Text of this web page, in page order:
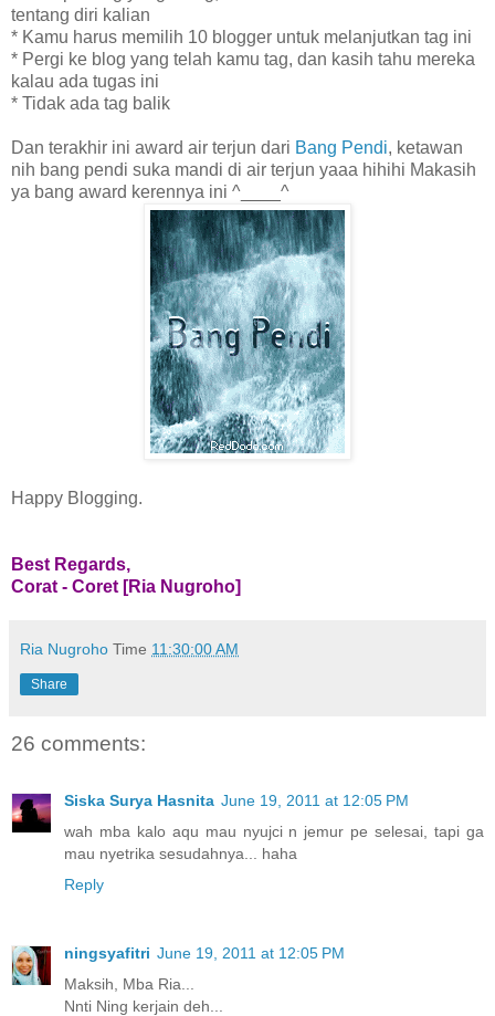
tentang diri kalian
* Kamu harus memilih 10 blogger untuk melanjutkan tag ini
* Pergi ke blog yang telah kamu tag, dan kasih tahu mereka
kalau ada tugas ini
* Tidak ada tag balik
Dan terakhir ini award air terjun dari Bang Pendi, ketawan
nih bang pendi suka mandi di air terjun yaaa hihihi Makasih
ya bang award kerennya ini ^____^
Happy Blogging.
Best Regards,
Corat - Coret [Ria Nugroho]
Ria Nugroho Time 11:30:00 AM
Share
26 comments:
Siska Surya Hasnita June 19, 2011 at 12:05 PM
wah mba kalo aqu mau nyujci n jemur pe selesai, tapi ga
mau nyetrika sesudahnya... haha
Reply
ningsyafitri June 19, 2011 at 12:05 PM
Maksih, Mba Ria...
Nnti Ning kerjain deh...